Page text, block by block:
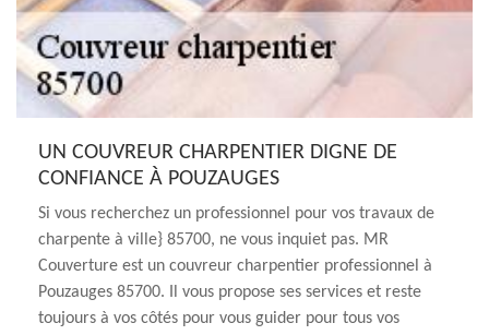
UN COUVREUR CHARPENTIER DIGNE DE
CONFIANCE À POUZAUGES
Si vous recherchez un professionnel pour vos travaux de
charpente à ville} 85700, ne vous inquiet pas. MR
Couverture est un couvreur charpentier professionnel à
Pouzauges 85700. Il vous propose ses services et reste
toujours à vos côtés pour vous guider pour tous vos